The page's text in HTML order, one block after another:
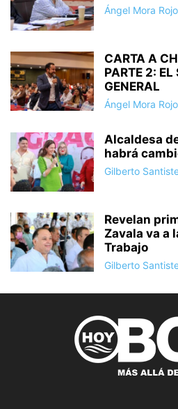
Ángel Mora Rojo
CARTA A
PARTE 2: EL
GENERAL
Ángel Mora Rojo
Alcaldesa
habrá
Gilberto
Revelan
Zavala va a
Trabajo
Gilberto